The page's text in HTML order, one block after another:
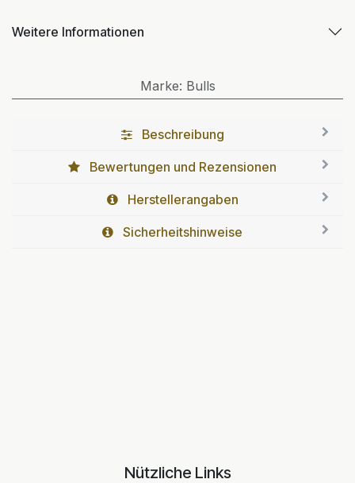
Weitere Informationen
Marke: Bulls
Beschreibung
Bewertungen und Rezensionen
Herstellerangaben
Sicherheitshinweise
Nützliche Links